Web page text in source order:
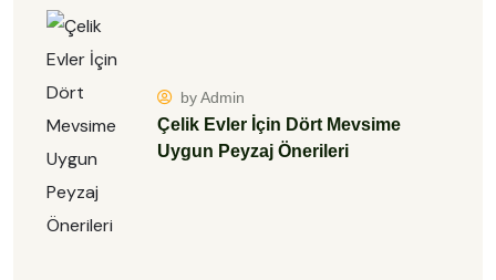
by Admin
Çelik Evler İçin Dört Mevsime
Uygun Peyzaj Önerileri